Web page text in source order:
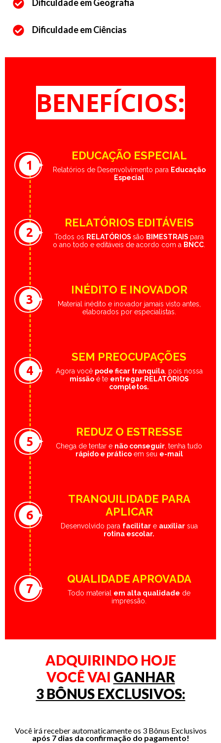
Dificuldade em Geografia
Dificuldade em Ciências
BENEFÍCIOS:
EDUCAÇÃO ESPECIAL
Relatórios de Desenvolvimento para Educação
Especial
1
RELATÓRIOS EDITÁVEIS
Todos os RELATÓRIOS são BIMESTRAIS para
o ano todo e editáveis de acordo com a BNCC
2
INÉDITO E INOVADOR
Material inédito e inovador jamais visto antes,
elaborados por especialistas.
3
SEM PREOCUPAÇÕES
Agora você pode ficar tranquila, pois nossa
missãoé te entregar RELATÓRIOS
completos.
4
REDUZ O ESTRESSE
Chega de tentar e não conseguir , tenha tudo
rápido e práticoem seu e-mail
5
TRANQUILIDADE PARA
APLICAR
Desenvolvido para facilitare auxiliarsua
rotina escolar.
6
QUALIDADE APROVADA
Todo material em alta qualidade de
impressão.
7
ADQUIRINDO HOJE
VOCÊ VAI GANHAR
3 BÔNUS EXCLUSIVOS:
Você irá receber automaticamente os 3 Bônus Exclusivos
após 7 dias da confirmação do pagamento!